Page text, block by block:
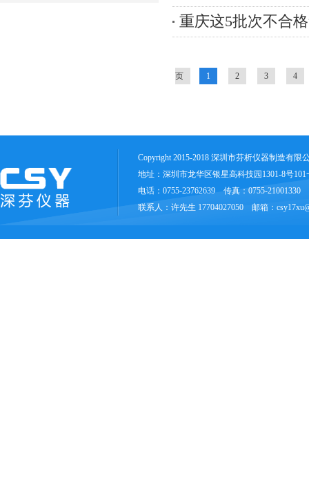
重庆这5批次不合
页 1 2 3 4
Copyright 2015-2018 深圳市芬析仪器制造有
地址：深圳市龙华区银星高科技园1301-8号101
电话：0755-23762639 传真：0755-21001330
联系人：许先生 17704027050 邮箱：